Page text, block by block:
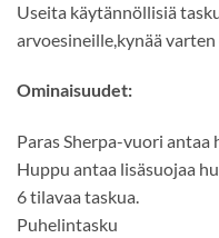
Useita käytännöllisiä
arvoesineille,kynää varten
Ominaisuudet:
Paras Sherpa-vuori antaa
Huppu antaa lisäsuojaa
6 tilavaa taskua.
Puhelintasku